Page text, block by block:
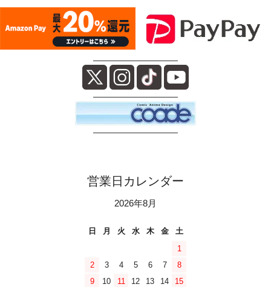
――――――――――
――――――――――
――――――――――
営業日カレンダー
2026年8月
日 月 火 水 木 金
土
1
2
3 4 5 6 7
8
9
10 11 12 13 14
15